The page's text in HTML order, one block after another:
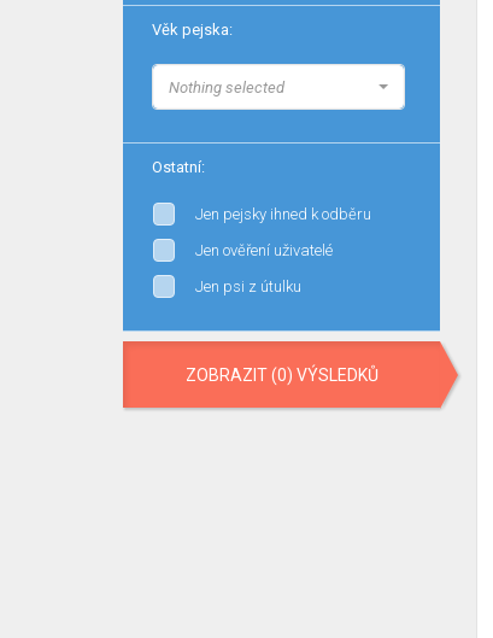
Věk pejska:
Nothing selected
Ostatní:
Jen pejsky ihned k odběru
Jen ověření uživatelé
Jen psi z útulku
ZOBRAZIT (0) VÝSLEDKŮ